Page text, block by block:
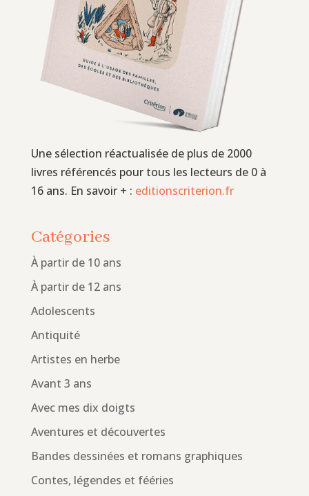
Une sélection réactualisée de plus de 2000
livres référencés pour tous les lecteurs de 0 à
16 ans. En savoir + : editionscriterion.fr
Catégories
À partir de 10 ans
À partir de 12 ans
Adolescents
Antiquité
Artistes en herbe
Avant 3 ans
Avec mes dix doigts
Aventures et découvertes
Bandes dessinées et romans graphiques
Contes, légendes et fééries